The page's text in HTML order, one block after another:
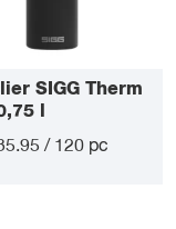
SIGG Therm
l
/ 120 pc